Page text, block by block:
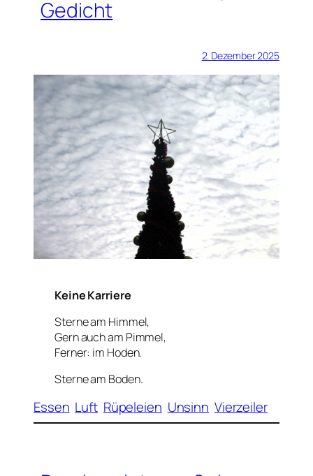
Gedicht
2. Dezember 2025
Keine Karriere
Sterne am Himmel,
Gern auch am Pimmel,
Ferner: im Hoden.
Sterne am Boden.
Essen Luft Rüpeleien Unsinn Vierzeiler